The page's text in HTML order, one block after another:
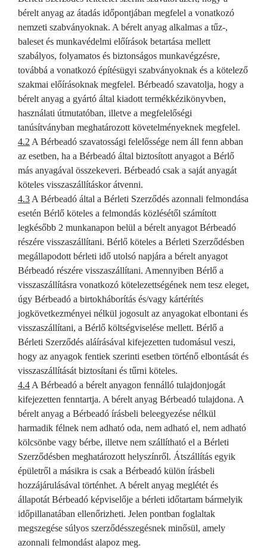
bérelt anyag az átadás időpontjában megfelel a vonatkozó
nemzeti szabványoknak. A bérelt anyag alkalmas a tűz-,
baleset és munkavédelmi előírások betartása mellett
szabályos, folyamatos és biztonságos munkavégzésre,
továbbá a vonatkozó építésügyi szabványoknak és a kötelező
szakmai előírásoknak megfelel. Bérbeadó szavatolja, hogy a
bérelt anyag a gyártó által kiadott termékkézikönyvben,
használati útmutatóban, illetve a megfelelőségi
tanúsítványban meghatározott követelményeknek megfelel.
4.2 A Bérbeadó szavatossági felelőssége nem áll fenn abban
az esetben, ha a Bérbeadó által biztosított anyagot a Bérlő
más anyagával összekeveri. Bérbeadó csak a saját anyagát
köteles visszaszállításkor átvenni.
4.3 A Bérbeadó által a Bérleti Szerződés azonnali felmondása
esetén Bérlő köteles a felmondás közlésétől számított
legkésőbb 2 munkanapon belül a bérelt anyagot Bérbeadó
részére visszaszállítani. Bérlő köteles a Bérleti Szerződésben
megállapodott bérleti idő utolsó napjára a bérelt anyagot
Bérbeadó részére visszaszállítani. Amennyiben Bérlő a
visszaszállításra vonatkozó kötelezettségének nem tesz eleget,
úgy Bérbeadó a birtokháborítás és/vagy kártérítés
jogkövetkezményei nélkül jogosult az anyagokat elbontani és
visszaszállítani, a Bérlő költségviselése mellett. Bérlő a
Bérleti Szerződés aláírásával kifejezetten tudomásul veszi,
hogy az anyagok fentiek szerinti esetben történő elbontását és
visszaszállítását biztosítani és tűrni köteles.
4.4 A Bérbeadó a bérelt anyagon fennálló tulajdonjogát
kifejezetten fenntartja. A bérelt anyag Bérbeadó tulajdona. A
bérelt anyag a Bérbeadó írásbeli beleegyezése nélkül
harmadik félnek nem adható oda, nem adható el, nem adható
kölcsönbe vagy bérbe, illetve nem szállítható el a Bérleti
Szerződésben meghatározott helyszínről. Átszállítás egyik
épületről a másikra is csak a Bérbeadó külön írásbeli
hozzájárulásával történhet. A bérelt anyag meglétét és
állapotát Bérbeadó képviselője a bérleti időtartam bármelyik
időpillanatában ellenőrizheti. Jelen pontban foglaltak
megszegése súlyos szerződésszegésnek minősül, amely
azonnali felmondást alapoz meg.